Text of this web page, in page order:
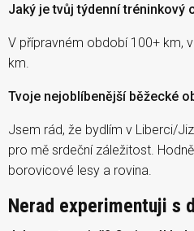
Jaký je tvůj týdenní tréninkový
V přípravném období 100+ km,
km.
Tvoje nejoblíbenější běžecké
Jsem rád, že bydlím v Liberci/
pro mě srdeční záležitost.
borovicové lesy a rovina.
Nerad experimentuji s